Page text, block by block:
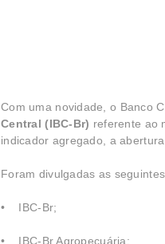
Com uma novidade, o Banco
Central (IBC-Br) referente ao
indicador agregado, a
Foram divulgadas as
• IBC-Br;
• IBC-Br Agropecuária;